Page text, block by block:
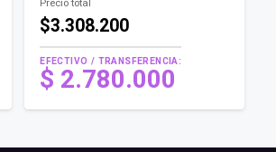
$3.308.200
EFECTIVO / TRANSFERENCIA:
$ 2.780.000